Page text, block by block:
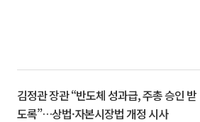
김정관 장관 “반도체 성과급, 주총 승인 받
도록”…상법·자본시장법 개정 시사